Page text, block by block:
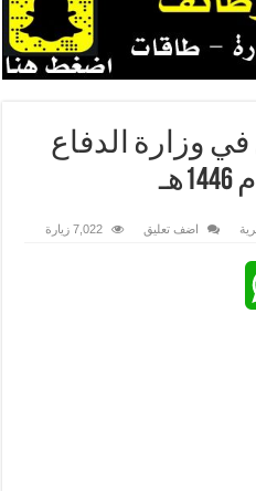
في وزارة الدفاع
اضف تعليق 7,022 زيارة